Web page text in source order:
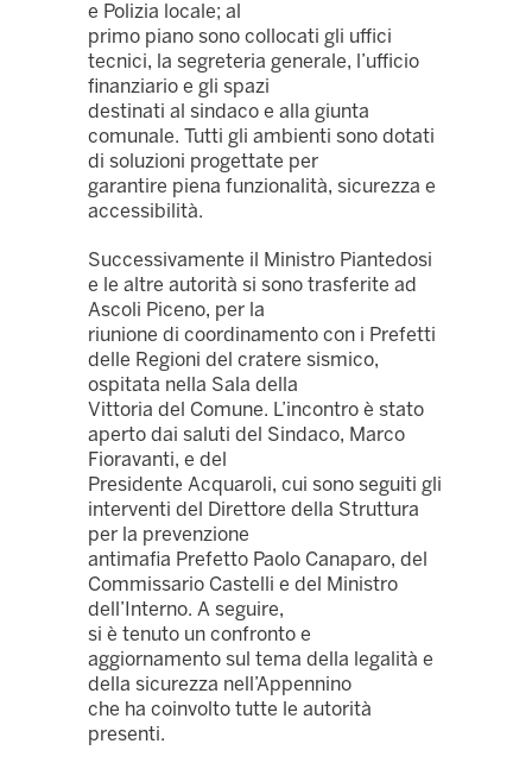
e Polizia locale; al
primo piano sono collocati gli uffici
tecnici, la segreteria generale, l’ufficio
finanziario e gli spazi
destinati al sindaco e alla giunta
comunale. Tutti gli ambienti sono dotati
di soluzioni progettate per
garantire piena funzionalità, sicurezza e
accessibilità.
Successivamente il Ministro Piantedosi
e le altre autorità si sono trasferite ad
Ascoli Piceno, per la
riunione di coordinamento con i Prefetti
delle Regioni del cratere sismico,
ospitata nella Sala della
Vittoria del Comune. L’incontro è stato
aperto dai saluti del Sindaco, Marco
Fioravanti, e del
Presidente Acquaroli, cui sono seguiti gli
interventi del Direttore della Struttura
per la prevenzione
antimafia Prefetto Paolo Canaparo, del
Commissario Castelli e del Ministro
dell’Interno. A seguire,
si è tenuto un confronto e
aggiornamento sul tema della legalità e
della sicurezza nell’Appennino
che ha coinvolto tutte le autorità
presenti.